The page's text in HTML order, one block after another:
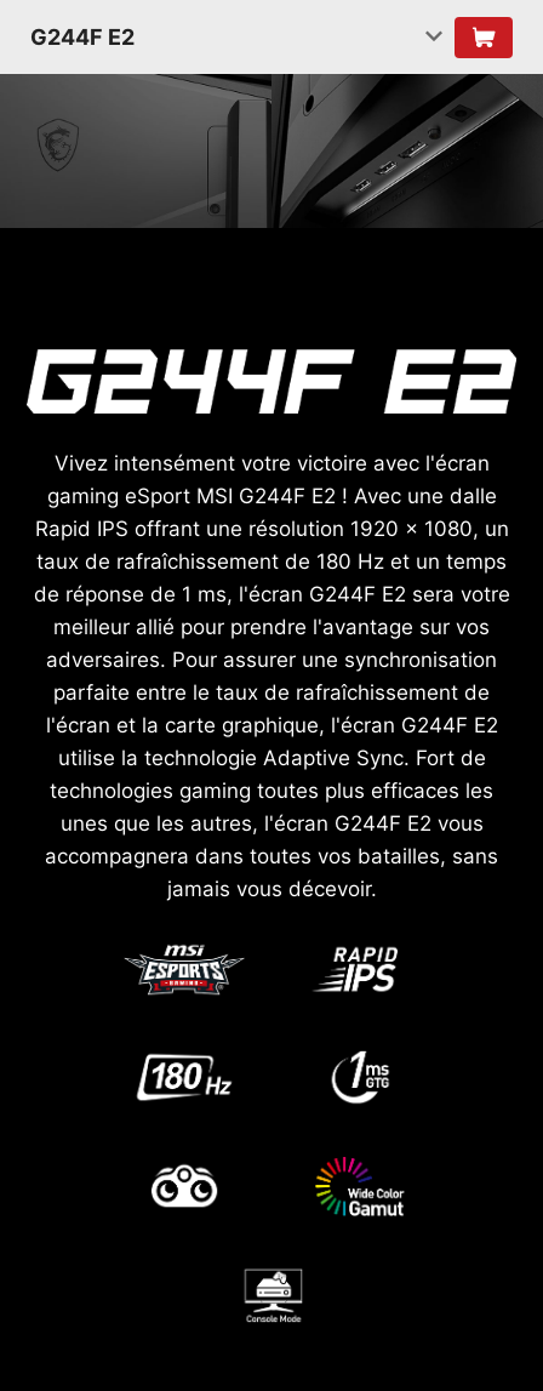
G244F E2
Vivez intensément votre victoire avec l'écran
gaming eSport MSI G244F E2 ! Avec une dalle
Rapid IPS offrant une résolution 1920 x 1080, un
taux de rafraîchissement de 180 Hz et un temps
de réponse de 1 ms, l'écran G244F E2 sera votre
meilleur allié pour prendre l'avantage sur vos
adversaires. Pour assurer une synchronisation
parfaite entre le taux de rafraîchissement de
l'écran et la carte graphique, l'écran G244F E2
utilise la technologie Adaptive Sync. Fort de
technologies gaming toutes plus efficaces les
unes que les autres, l'écran G244F E2 vous
accompagnera dans toutes vos batailles, sans
jamais vous décevoir.